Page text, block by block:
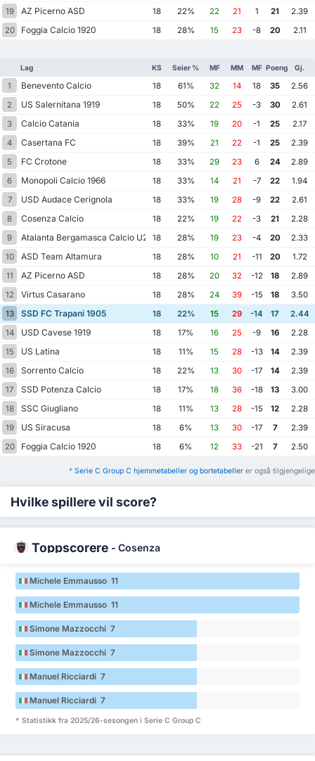
19
AZ Picerno ASD 18 22% 22 21 1 21
2.39
20
Foggia Calcio 1920 18 28% 15 23 -8 20 2.11
Lag KS Seier % MF MM MF Poeng Gj.
1 Benevento Calcio 18 61% 32 14 18 35
2.56
2
US Salernitana 1919 18 50% 22 25 -3 30
2.61
3
Calcio Catania 18 33% 19 20 -1 25
2.17
4
Casertana FC 18 39% 21 22 -1 25
2.39
5
FC Crotone 18 33% 29 23 6 24
2.89
6
Monopoli Calcio 1966 18 33% 14 21 -7 22
1.94
7
USD Audace Cerignola 18 33% 19 28 -9 22
2.61
8
Cosenza Calcio 18 22% 19 22 -3 21
2.28
9
Atalanta Bergamasca Calcio U23 18 28% 19 23 -4 20
2.33
10
ASD Team Altamura 18 28% 10 21 -11 20
1.72
11
AZ Picerno ASD 18 28% 20 32 -12 18
2.89
12
Virtus Casarano 18 28% 24 39 -15 18
3.50
13
SSD FC Trapani 1905 18 22% 15 29 -14 17
2.44
14
USD Cavese 1919 18 17% 16 25 -9 16
2.28
15
US Latina 18 11% 15 28 -13 14
2.39
16
Sorrento Calcio 18 22% 13 30 -17 14
2.39
17
SSD Potenza Calcio 18 17% 18 36 -18 13
3.00
18
SSC Giugliano 18 11% 13 28 -15 12
2.28
19
US Siracusa 18 6% 13 30 -17 7
2.39
20
Foggia Calcio 1920 18 6% 12 33 -21 7 2.50
* Serie C Group C hjemmetabeller og bortetabeller er også tilgjengelige
Hvilke spillere vil score?
Toppscorere - Cosenza
Michele Emmausso 11
Michele Emmausso 11
Simone Mazzocchi 7
Simone Mazzocchi 7
Manuel Ricciardi 7
Manuel Ricciardi 7
* Statistikk fra 2025/26-sesongen i Serie C Group C